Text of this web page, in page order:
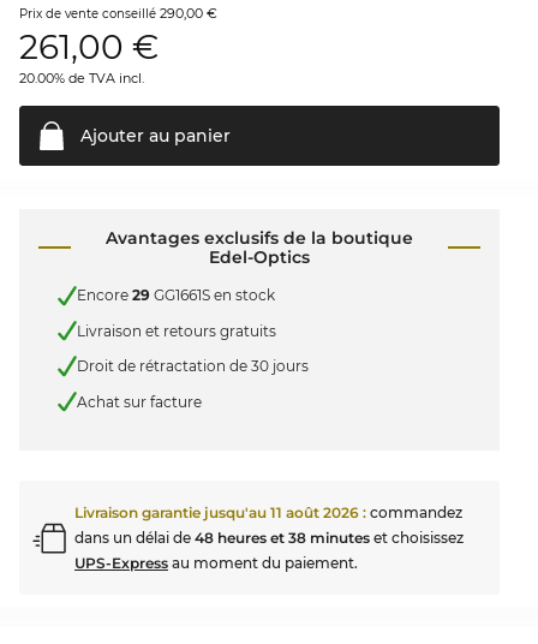
Prix de vente conseillé 290,00 €
261,00 €
20.00% de TVA incl.
Ajouter au panier
Avantages exclusifs de la boutique
Edel-Optics
Encore 29 GG1661S en stock
Livraison et retours gratuits
Droit de rétractation de 30 jours
Achat sur facture
Livraison garantie jusqu'au 11 août 2026 : commandez
dans un délai de 48 heures et 38 minutes et choisissez
UPS-Express au moment du paiement.